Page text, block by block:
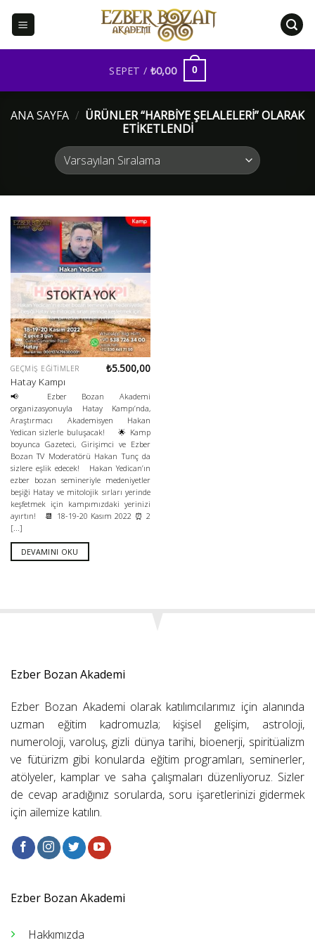
SEPET / ₺0,00 0
ANA SAYFA / ÜRÜNLER “HARBIYE ŞELALELERI” OLARAK
ETIKETLENDI
STOKTA YOK
GEÇMIŞ EĞITIMLER
Hatay Kampı
₺5.500,00
📢 Ezber Bozan Akademi
organizasyonuyla Hatay Kampı’nda,
Araştırmacı Akademisyen Hakan
Yedican sizlerle buluşacak! 🌟 Kamp
boyunca Gazeteci, Girişimci ve Ezber
Bozan TV Moderatörü Hakan Tunç da
sizlere eşlik edecek! Hakan Yedican’ın
ezber bozan semineriyle medeniyetler
beşiği Hatay ve mitolojik sırları yerinde
keşfetmek için kampımızdaki yerinizi
ayırtın! 📆 18-19-20 Kasım 2022 ⏰ 2
[...]
DEVAMINI OKU
Ezber Bozan Akademi
Ezber Bozan Akademi olarak katılımcılarımız için alanında
uzman eğitim kadromuzla; kişisel gelişim, astroloji,
numeroloji, varoluş, gizli dünya tarihi, bioenerji, spiritüalizm
ve fütürizm gibi konularda eğitim programları, seminerler,
atölyeler, kamplar ve saha çalışmaları düzenliyoruz. Sizler
de cevap aradığınız sorularda, soru işaretlerinizi gidermek
için ailemize katılın.
Ezber Bozan Akademi
Hakkımızda